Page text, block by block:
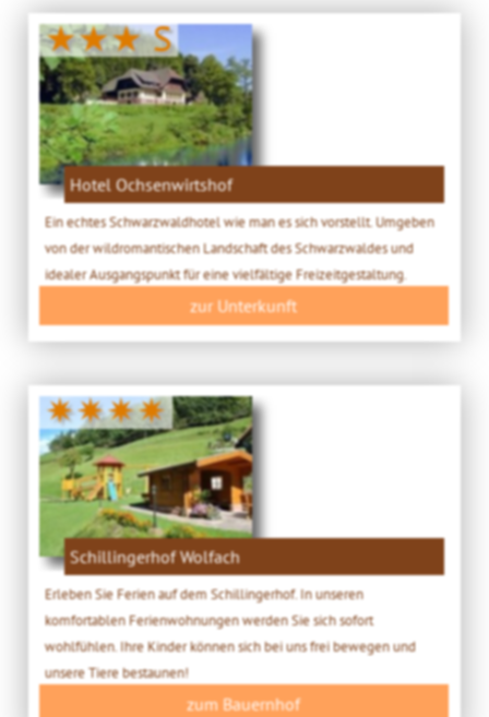
★★★ S
Hotel Ochsenwirtshof
Ein echtes Schwarzwaldhotel wie man es sich vorstellt. Umgeben
von der wildromantischen Landschaft des Schwarzwaldes und
idealer Ausgangspunkt für eine vielfältige Freizeitgestaltung.
zur Unterkunft
✷✷✷✷
Schillingerhof Wolfach
Erleben Sie Ferien auf dem Schillingerhof. In unseren
komfortablen Ferienwohnungen werden Sie sich sofort
wohlfühlen. Ihre Kinder können sich bei uns frei bewegen und
unsere Tiere bestaunen!
zum Bauernhof